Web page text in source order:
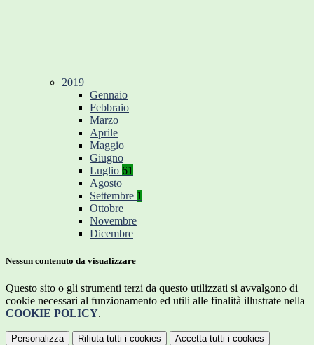
2019
Gennaio
Febbraio
Marzo
Aprile
Maggio
Giugno
Luglio 61
Agosto
Settembre 1
Ottobre
Novembre
Dicembre
Nessun contenuto da visualizzare
Questo sito o gli strumenti terzi da questo utilizzati si avvalgono di
cookie necessari al funzionamento ed utili alle finalità illustrate nella
COOKIE POLICY.
Personalizza Rifiuta tutti i cookies Accetta tutti i cookies